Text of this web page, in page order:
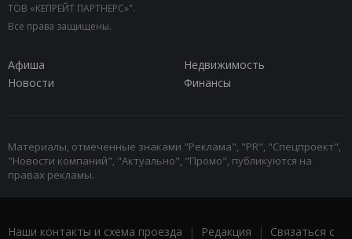
ТОВ «КЕПРЕЙТ ПАРТНЕРС»".
Все права защищены.
Афиша
Недвижимость
Новости
Финансы
Материалы, отмеченные знаками "Реклама", "PR", "Спецпроект",
"Новости компаний", "Актуально", "Промо", публикуются на
правах рекламы.
Наши контакты и схема проезда | Редакция | Связаться с